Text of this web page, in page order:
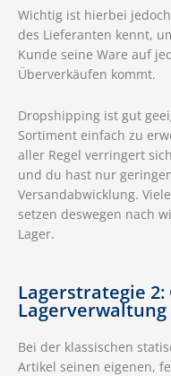
Wichtig ist hierbei
des Lieferanten kennt,
Kunde seine Ware auf
Überverkäufen kommt.
Dropshipping ist gut
Sortiment einfach zu
aller Regel verringert
und du hast nur
Versandabwicklung.
setzen deswegen nach
Lager.
Lagerstrategie 2:
Lagerverwaltung
Bei der klassischen
Artikel seinen eigenen,